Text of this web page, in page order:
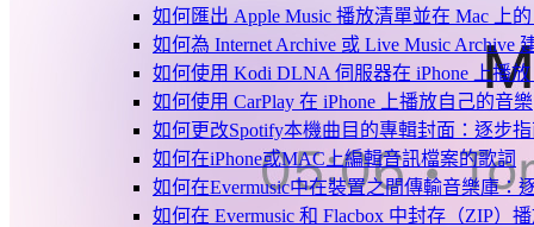
如何匯出 Apple Music 播放清單並在 Mac 上
如何為 Internet Archive 或 Live Music Archive
如何使用 Kodi DLNA 伺服器在 iPhone 上播
如何使用 CarPlay 在 iPhone 上播放自己的音樂
如何更改Spotify本機曲目的專輯封面：逐步
如何在iPhone或MAC上編輯音訊檔案的歌詞
如何在Evermusic中在裝置之間傳輸音樂庫：
如何在 Evermusic 和 Flacbox 中封存（ZIP